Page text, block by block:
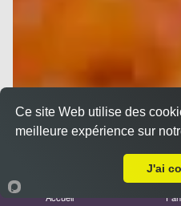
Accueil
Ce site Web utilise des
meilleure expérience sur
J'ai